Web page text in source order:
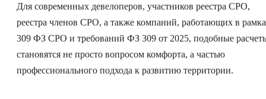
Для современных девелоперов, участников реестра СРО,
реестра членов СРО, а также компаний, работающих в
309 ФЗ СРО и требований ФЗ 309 от 2025, подобные
становятся не просто вопросом комфорта, а частью
профессионального подхода к развитию территории.